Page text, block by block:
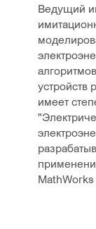
Ведущий
устройств
имеет
MathWorks